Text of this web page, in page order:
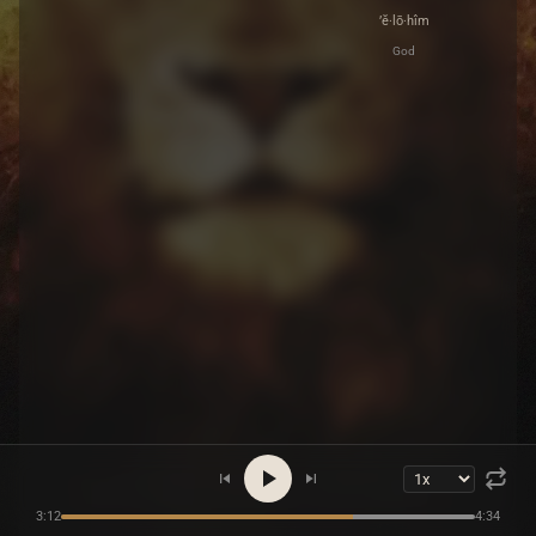
’ĕ·lō·hîm
God
3:12 4:34